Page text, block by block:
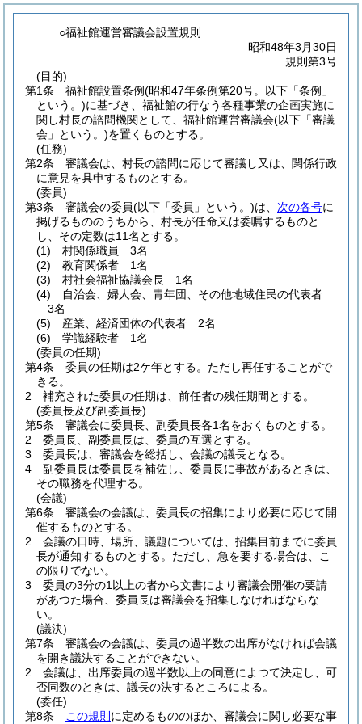
○福祉館運営審議会設置規則
昭和48年3月30日
規則第3号
(目的)
第1条
福祉館設置条例(昭和47年条例第20号。以下「条例」
という。)に基づき、福祉館の行なう各種事業の企画実施に
関し村長の諮問機関として、福祉館運営審議会(以下「審議
会」という。)を置くものとする。
(任務)
第2条
審議会は、村長の諮問に応じて審議し又は、関係行政
に意見を具申するものとする。
(委員)
第3条
審議会の委員(以下「委員」という。)は、 次の各号に
掲げるもののうちから、村長が任命又は委嘱するものと
し、その定数は11名とする。
(1)
村関係職員 3名
(2)
教育関係者 1名
(3)
村社会福祉協議会長 1名
(4)
自治会、婦人会、青年団、その他地域住民の代表者
3名
(5)
産業、経済団体の代表者 2名
(6)
学識経験者 1名
(委員の任期)
第4条
委員の任期は2ケ年とする。 ただし再任することがで
きる。
2
補充された委員の任期は、前任者の残任期間とする。
(委員長及び副委員長)
第5条
審議会に委員長、副委員長各1名をおくものとする。
2
委員長、副委員長は、委員の互選とする。
3
委員長は、審議会を総括し、会議の議長となる。
4
副委員長は委員長を補佐し、委員長に事故があるときは、
その職務を代理する。
(会議)
第6条
審議会の会議は、委員長の招集により必要に応じて開
催するものとする。
2
会議の日時、場所、議題については、招集目前までに委員
長が通知するものとする。 ただし、急を要する場合は、こ
の限りでない。
3
委員の3分の1以上の者から文書により審議会開催の要請
があつた場合、委員長は審議会を招集しなければならな
い。
(議決)
第7条
審議会の会議は、委員の過半数の出席がなければ会議
を開き議決することができない。
2
会議は、出席委員の過半数以上の同意によつて決定し、可
否同数のときは、議長の決するところによる。
(委任)
第8条
この規則 に定めるもののほか、審議会に関し必要な事